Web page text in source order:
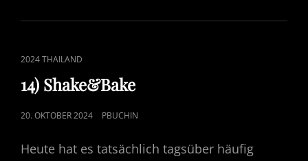
CAT
LINKS
2024 THAILAND
14) Shake&Bake
POSTED
20. OKTOBER 2024 PBUCHIN
Heute hat es tatsächlich tagsüber häufig